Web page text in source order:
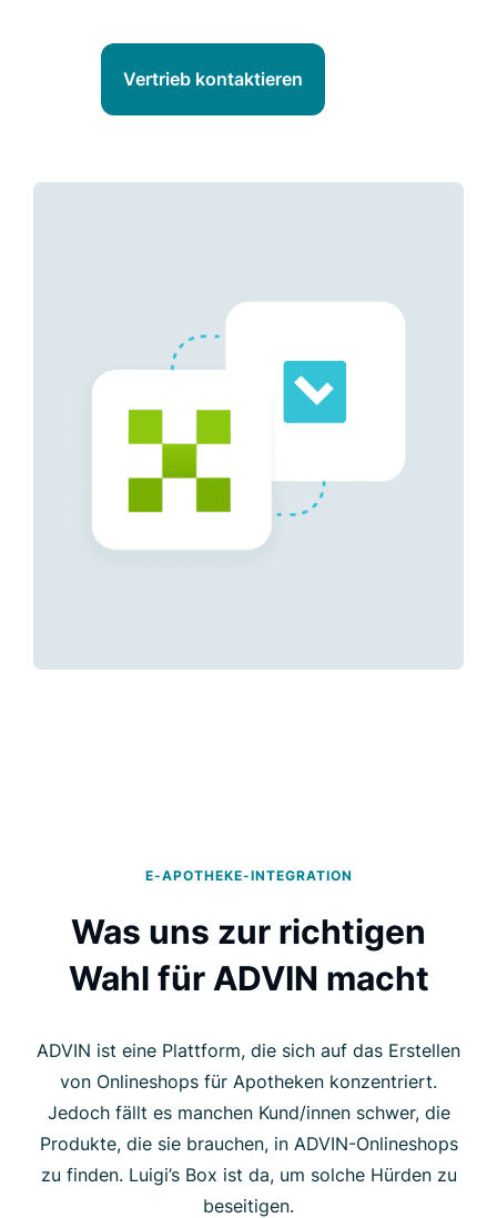
Vertrieb kontaktieren
E-APOTHEKE-INTEGRATION
Was uns zur richtigen
Wahl für ADVIN macht
ADVIN ist eine Plattform, die sich auf das Erstellen
von Onlineshops für Apotheken konzentriert.
Jedoch fällt es manchen Kund/innen schwer, die
Produkte, die sie brauchen, in ADVIN-Onlineshops
zu finden. Luigi’s Box ist da, um solche Hürden zu
beseitigen.